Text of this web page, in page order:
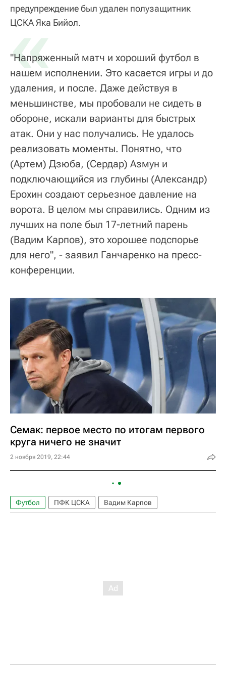
предупреждение был удален полузащитник
ЦСКА Яка Бийол.
«
"Напряженный матч и хороший футбол в
нашем исполнении. Это касается игры и до
удаления, и после. Даже действуя в
меньшинстве, мы пробовали не сидеть в
обороне, искали варианты для быстрых
атак. Они у нас получались. Не удалось
реализовать моменты. Понятно, что
(Артем) Дзюба, (Сердар) Азмун и
подключающийся из глубины (Александр)
Ерохин создают серьезное давление на
ворота. В целом мы справились. Одним из
лучших на поле был 17-летний парень
(Вадим Карпов), это хорошее подспорье
для него", - заявил Ганчаренко на пресс-
конференции.
Семак: первое место по итогам первого
круга ничего не значит
2 ноября 2019, 22:44
Футбол ПФК ЦСКА Вадим Карпов